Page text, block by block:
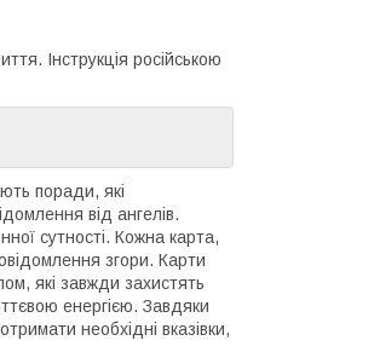
Інструкція російською
поради, які
від ангелів.
сутності. Кожна карта,
згори. Карти
які завжди захистять
енергією. Завдяки
необхідні вказівки,